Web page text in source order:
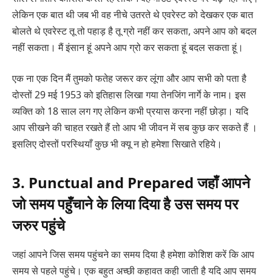
लेकिन एक बात थी जब भी वह नीचे उतरते थे एवरेस्ट को देखकर एक बात
बोलते थे एवरेस्ट तू तो पहाड़ है तू ग्रो नहीं कर सकता, अपने आप को बदल
नहीं सकता। मैं इंसान हूं अपने आप ग्रो कर सकता हूं बदल सकता हूं।
एक ना एक दिन मैं तुमको फतेह जरूर कर लूंगा और आप सभी को पता है
दोस्तों 29 मई 1953 को इतिहास लिखा गया तेनजिंग नार्गे के नाम। इस
व्यक्ति को 18 साल लग गए लेकिन कभी प्रयास करना नहीं छोड़ा। यदि
आप सीखने की चाहत रखते हैं तो आप भी जीवन में सब कुछ कर सकते हैं ।
इसलिए दोस्तों परस्थियाँ कुछ भी क्यू न हो हमेशा सिखाते रहिये।
3. Punctual and Prepared जहाँ आपने
जो समय पहुँचाने के लिया दिया है उस समय पर
जरुर पहुंचे
जहां आपने जिस समय पहुंचने का समय दिया है हमेशा कोशिश करें कि आप
समय से पहले पहुंचे। एक बहुत अच्छी कहावत कही जाती है यदि आप समय